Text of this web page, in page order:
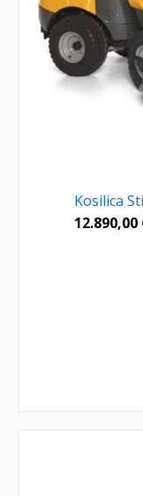
Kosilica
12.890,00